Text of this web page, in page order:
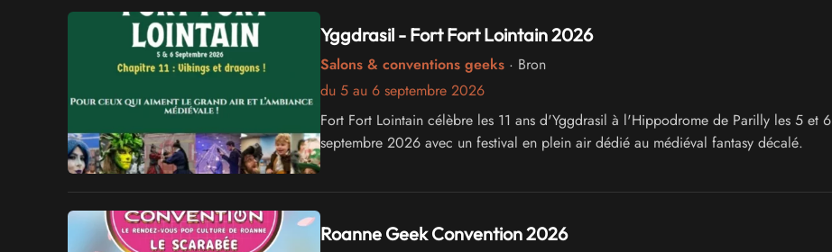
Yggdrasil - Fort Fort Lointain 2026
Salons & conventions geeks· Bron
du 5 au 6 septembre 2026
Fort Fort Lointain célèbre les 11 ans d'Yggdrasil à l'Hippodrome de Parilly les 5 et 6
septembre 2026 avec un festival en plein air dédié au médiéval fantasy décalé.
Roanne Geek Convention 2026